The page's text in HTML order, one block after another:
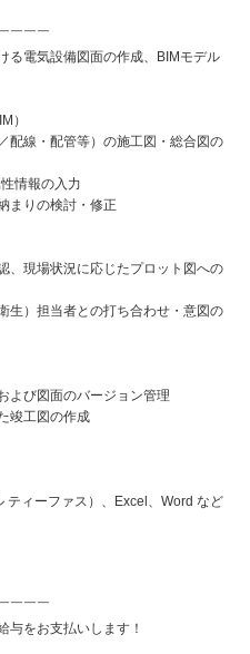
￣￣￣
る電気設備図面の作成、BIMモデル
）
配線・配管等）の施工図・総合図の
情報の入力
まりの検討・修正
、現場状況に応じたプロット図への
生）担当者との打ち合わせ・意図の
よび図面のバージョン管理
竣工図の作成
ティーファス）、Excel、Word など
￣￣￣
与をお支払いします！